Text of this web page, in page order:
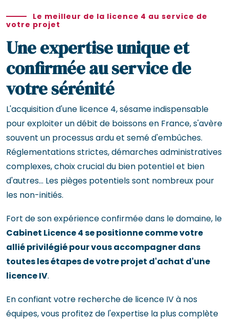
Le meilleur de la licence 4 au service de
votre projet
Une expertise unique et
confirmée au service de
votre sérénité
L'acquisition d'une licence 4, sésame indispensable
pour exploiter un débit de boissons en France, s'avère
souvent un processus ardu et semé d'embûches.
Réglementations strictes, démarches administratives
complexes, choix crucial du bien potentiel et bien
d'autres... Les pièges potentiels sont nombreux pour
les non-initiés.
Fort de son expérience confirmée dans le domaine, le
Cabinet Licence 4 se positionne comme votre
allié privilégié pour vous accompagner dans
toutes les étapes de votre projet d'achat d'une
licence IV.
En confiant votre recherche de licence IV à nos
équipes, vous profitez de l'expertise la plus complète